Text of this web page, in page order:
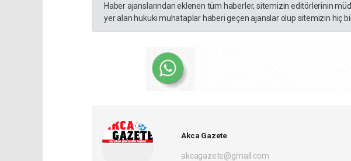
Haber ajanslarından eklenen tüm haberler, sitemizin editörlerinin
yer alan hukuki muhataplar haberi geçen ajanslar olup sitemizin hiç
Akca Gazete
akcagazete@gmail.com